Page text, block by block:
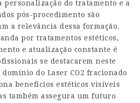
personalização do tratamento e a
pós-procedimento são
a relevância dessa formação.
por tratamentos estéticos,
e atualização constante é
se destacarem neste
domínio do Laser CO2 fracionado
benefícios estéticos visíveis
também assegura um futuro